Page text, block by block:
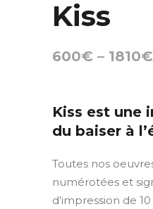
Kiss
600€ – 1810€
Kiss est une
du baiser à
Toutes nos
numérotées et
d’impression de